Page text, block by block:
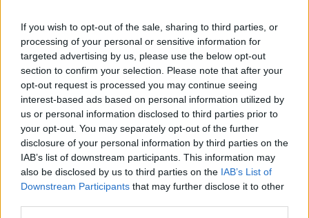
If you wish to opt-out of the sale, sharing to third parties, or
processing of your personal or sensitive information for
targeted advertising by us, please use the below opt-out
section to confirm your selection. Please note that after your
opt-out request is processed you may continue seeing
interest-based ads based on personal information utilized by
us or personal information disclosed to third parties prior to
your opt-out. You may separately opt-out of the further
disclosure of your personal information by third parties on the
IAB’s list of downstream participants. This information may
also be disclosed by us to third parties on the IAB’s List of
Downstream Participants that may further disclose it to other
Συνάντηση αστέρων στη νέα ταινία του
Ρομέν Γαβράς με τίτλο «Sacrifice»
Τα γυρίσματα της πρώτης αγγλόφωνης
ταινίας του σκηνοθέτη βρίσκονται σε
εξέλιξη στην Ελλάδα και τη Βουλγαρία